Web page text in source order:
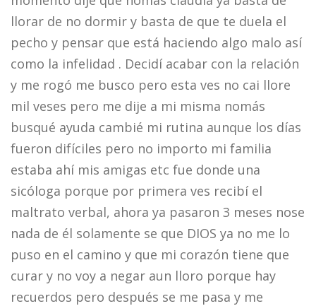
llorar de no dormir y basta de que te duela el
pecho y pensar que está haciendo algo malo así
como la infelidad . Decidí acabar con la relación
y me rogó me busco pero esta ves no cai llore
mil veses pero me dije a mi misma nomás
busqué ayuda cambié mi rutina aunque los días
fueron difíciles pero no importo mi familia
estaba ahí mis amigas etc fue donde una
sicóloga porque por primera ves recibí el
maltrato verbal, ahora ya pasaron 3 meses nose
nada de él solamente se que DIOS ya no me lo
puso en el camino y que mi corazón tiene que
curar y no voy a negar aun lloro porque hay
recuerdos pero después se me pasa y me